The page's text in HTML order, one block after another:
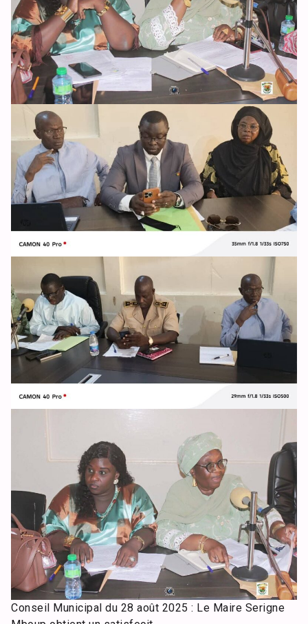
Conseil Municipal du 28 août 2025 : Le Maire Serigne